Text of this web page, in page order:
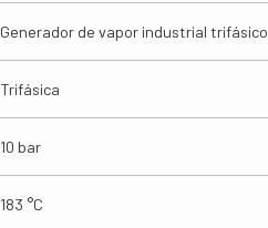
Generador de vapor industrial trifásico
Trifásica
10 bar
183 °C